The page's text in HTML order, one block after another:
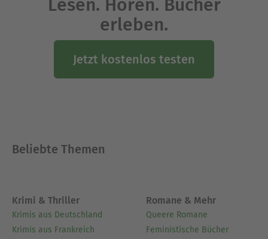
Lesen. Hören. Bücher
erleben.
Jetzt kostenlos testen
Beliebte Themen
Krimi & Thriller
Krimis aus Deutschland
Krimis aus Frankreich
Romane & Mehr
Queere Romane
Feministische Bücher